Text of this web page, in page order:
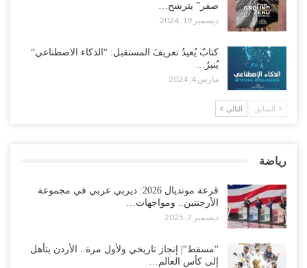
صفر” يترشح…
ديسمبر 19, 2024
كتابٌ يُعيدُ تعريفَ المستقبل: “الذكاء الاصطناعي“
يُنيرُ…
مارس 4, 2024
السابق التالي
رياضة
قرعة مونديال 2026: ديربي عربي في مجموعة
الأرجنتين.. ومواجهات…
ديسمبر 7, 2025
“مسقط“| إنجاز تاريخي ولأول مرة.. الأردن يتأهل
إلى كأس العالم…